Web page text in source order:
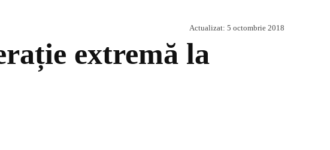
Actualizat: 5 octombrie 2018
extremă la